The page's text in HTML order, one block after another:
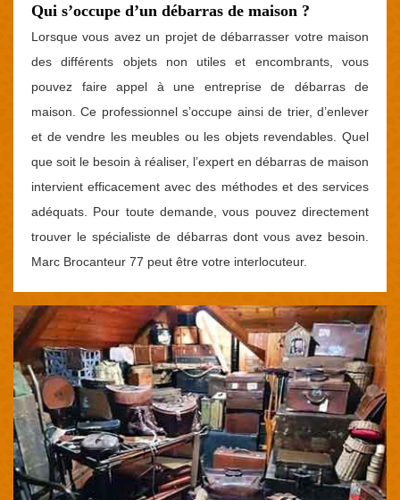
Qui s’occupe d’un débarras de maison ?
Lorsque vous avez un projet de débarrasser votre maison
des différents objets non utiles et encombrants, vous
pouvez faire appel à une entreprise de débarras de
maison. Ce professionnel s’occupe ainsi de trier, d’enlever
et de vendre les meubles ou les objets revendables. Quel
que soit le besoin à réaliser, l’expert en débarras de maison
intervient efficacement avec des méthodes et des services
adéquats. Pour toute demande, vous pouvez directement
trouver le spécialiste de débarras dont vous avez besoin.
Marc Brocanteur 77 peut être votre interlocuteur.